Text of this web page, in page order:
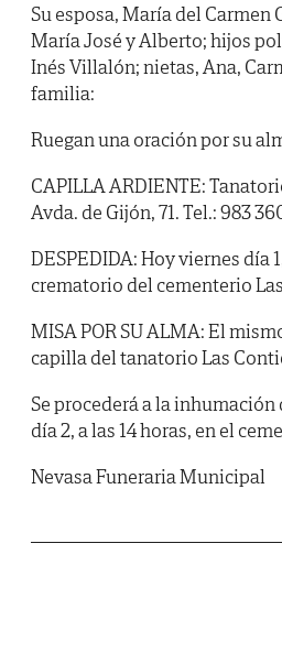
Su esposa, María del Carmen
María José y Alberto; hijos
Inés Villalón; nietas, Ana,
familia:
Ruegan una oración por su
CAPILLA ARDIENTE:
Avda. de Gijón, 71. Tel.: 983
DESPEDIDA: Hoy viernes día
crematorio del cementerio
MISA POR SU ALMA: El
capilla del tanatorio Las
Se procederá a la inhumación
día 2, a las 14 horas, en el
Nevasa Funeraria Municipal